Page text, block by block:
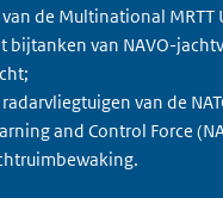
van de Multinational MRTT
bijtanken van NAVO-
radarvliegtuigen van de
and Control Force